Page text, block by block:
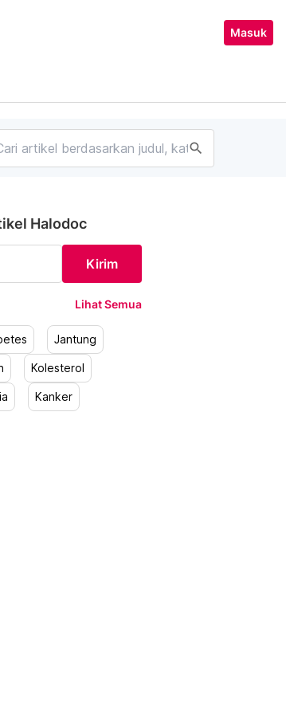
Masuk
search
Halodoc
Kirim
Lihat Semua
Jantung
Kolesterol
Kanker